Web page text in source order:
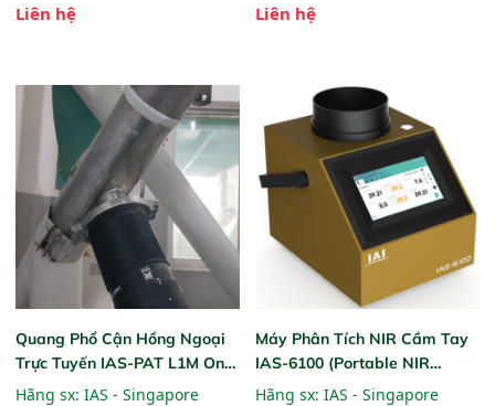
Phạm vi ứng dụng rộng: Đáp ứng
ngành công nghiệp khác nhau. 
Độ nhạy cao: Trang bị đầu dò
InGaAs độ nhạy cao, cung cấp
phản hồi phổ tuyến tính đầy đủ,
đảm bảo độ chính xác và khả
năng lặp lại tối ưu.
Liên hệ
Thiết bị linh hoạt cho nhiều kịch
trực tiếp ngoài đồng ruộng.
Liên hệ
Quang Phổ Cận Hồng Ngoại
Trực Tuyến IAS-PAT L1M On-
Line NIR
Hãng sx: IAS - Singapore
Máy Phân Tích NIR Cầm Tay
IAS-6100 (Portable NIR
Analyzer)
Hãng sx: IAS - Singapore